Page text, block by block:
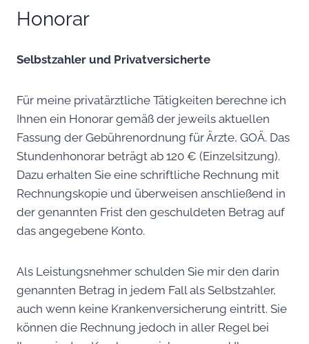
Honorar
Selbstzahler und Privatversicherte
Für meine privatärztliche Tätigkeiten berechne ich
Ihnen ein Honorar gemäß der jeweils aktuellen
Fassung der Gebührenordnung für Ärzte, GOÄ. Das
Stundenhonorar beträgt ab 120 € (Einzelsitzung).
Dazu erhalten Sie eine schriftliche Rechnung mit
Rechnungskopie und überweisen anschließend in
der genannten Frist den geschuldeten Betrag auf
das angegebene Konto.
Als Leistungsnehmer schulden Sie mir den darin
genannten Betrag in jedem Fall als Selbstzahler,
auch wenn keine Krankenversicherung eintritt. Sie
können die Rechnung jedoch in aller Regel bei